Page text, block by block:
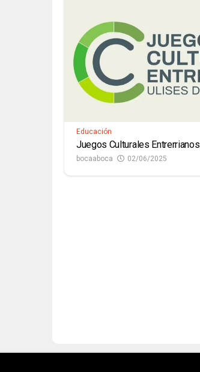
Educación
Juegos Culturales Entrerrianos
bocaaboca 02/06/2025